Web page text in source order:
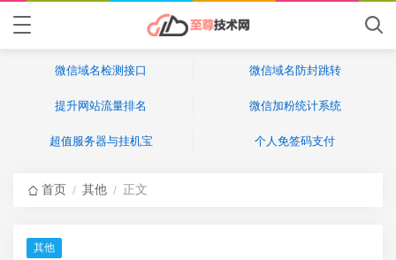
微信域名检测接口 微信域名防封跳转
提升网站流量排名 微信加粉统计系统
超值服务器与挂机宝 个人免签码支付
首页 / 其他 / 正文
其他